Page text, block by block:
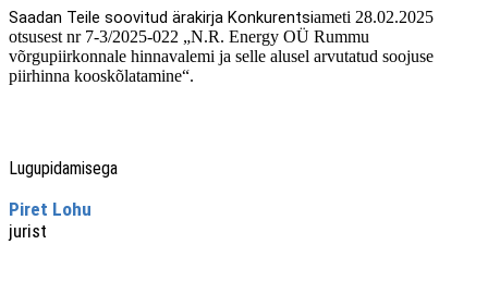
Saadan Teile soovitud ärakirja Konkurentsiameti 28.02.2025
otsusest nr 7-3/2025-022 „N.R. Energy OÜ Rummu
võrgupiirkonnale hinnavalemi ja selle alusel arvutatud soojuse
piirhinna kooskõlatamine“.
Lugupidamisega
Piret Lohu
jurist